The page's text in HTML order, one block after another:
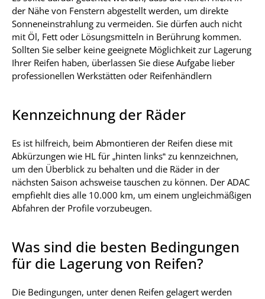
der Nähe von Fenstern abgestellt werden, um direkte
Sonneneinstrahlung zu vermeiden. Sie dürfen auch nicht
mit Öl, Fett oder Lösungsmitteln in Berührung kommen.
Sollten Sie selber keine geeignete Möglichkeit zur Lagerung
Ihrer Reifen haben, überlassen Sie diese Aufgabe lieber
professionellen Werkstätten oder Reifenhändlern
Kennzeichnung der Räder
Es ist hilfreich, beim Abmontieren der Reifen diese mit
Abkürzungen wie HL für „hinten links“ zu kennzeichnen,
um den Überblick zu behalten und die Räder in der
nächsten Saison achsweise tauschen zu können. Der ADAC
empfiehlt dies alle 10.000 km, um einem ungleichmäßigen
Abfahren der Profile vorzubeugen.
Was sind die besten Bedingungen
für die Lagerung von Reifen?
Die Bedingungen, unter denen Reifen gelagert werden